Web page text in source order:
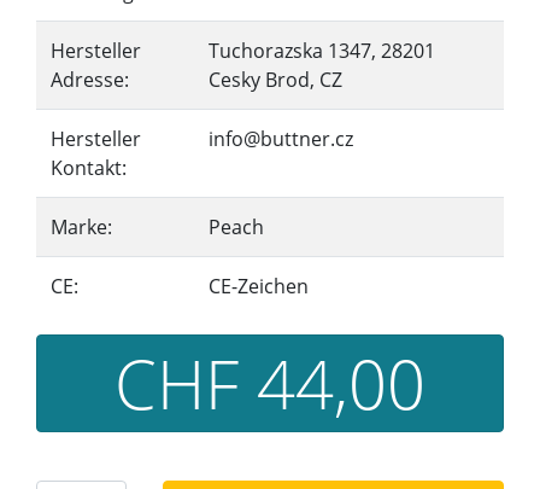
Hersteller
Adresse:
Tuchorazska 1347, 28201
Cesky Brod, CZ
Hersteller
Kontakt:
info@buttner.cz
Marke: Peach
CE: CE-Zeichen
CHF 44,00